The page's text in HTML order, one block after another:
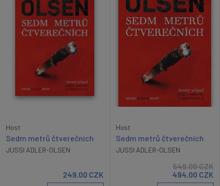
Host
Sedm metrů čtverečních
JUSSI ADLER-OLSEN
249.00 CZK
Host
Sedm metrů čtverečních
JUSSI ADLER-OLSEN
549.00CZK
494.00 CZK